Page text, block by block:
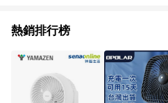
斷而無法進行 LINE Points 回饋 2.若購買過程中關閉蝦皮APP，
則需重新透過LINE購物前往蝦皮商城，
續透過LINE購物前往至蝦皮商城將購
LINE Points 回饋 4.自 2018/10/24 起購買蝦皮拍賣商品，不符
合贈點資格 5. 透過LINE購物購買蝦皮站上「蝦皮推廣服務」之商
熱銷排行榜